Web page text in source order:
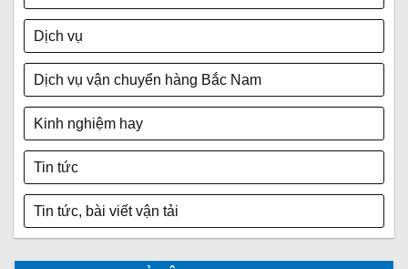
Dịch vụ
Dịch vụ vận chuyển hàng Bắc Nam
Kinh nghiệm hay
Tin tức
Tin tức, bài viết vận tải